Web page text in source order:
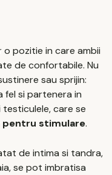
pozitie in care ambii
de confortabile. Nu
sau sprijin:
si partenera in
testiculele, care se
stimulare.
de intima si tandra,
se pot imbratisa